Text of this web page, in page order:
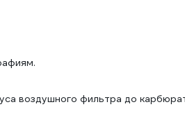
воздушного фильтра до